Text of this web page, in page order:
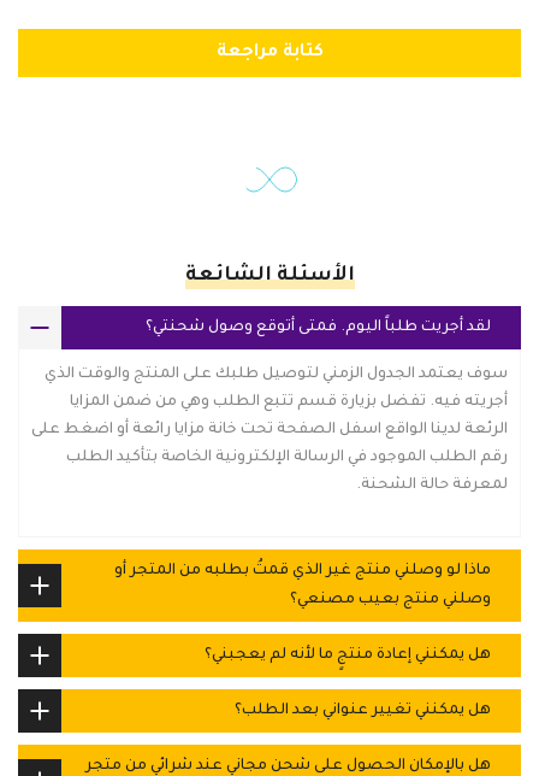
كتابة مراجعة
الأسئلة الشائعة
لقد أجريت طلباً اليوم. فمتى أتوقع وصول شحنتي؟
سوف يعتمد الجدول الزمني لتوصيل طلبك على المنتج والوقت الذي
أجريته فيه. تفضل بزيارة قسم تتبع الطلب وهي من ضمن المزايا
الرئعة لدينا الواقع اسفل الصفحة تحت خانة مزايا رائعة أو اضغط على
رقم الطلب الموجود في الرسالة الإلكترونية الخاصة بتأكيد الطلب
لمعرفة حالة الشحنة.
ماذا لو وصلني منتج غير الذي قمتُ بطلبه من المتجر أو
وصلني منتج بعيب مصنعي؟
هل يمكنني إعادة منتجٍ ما لأنه لم يعجبني؟
هل يمكنني تغيير عنواني بعد الطلب؟
هل بالإمكان الحصول على شحن مجاني عند شرائي من متجر